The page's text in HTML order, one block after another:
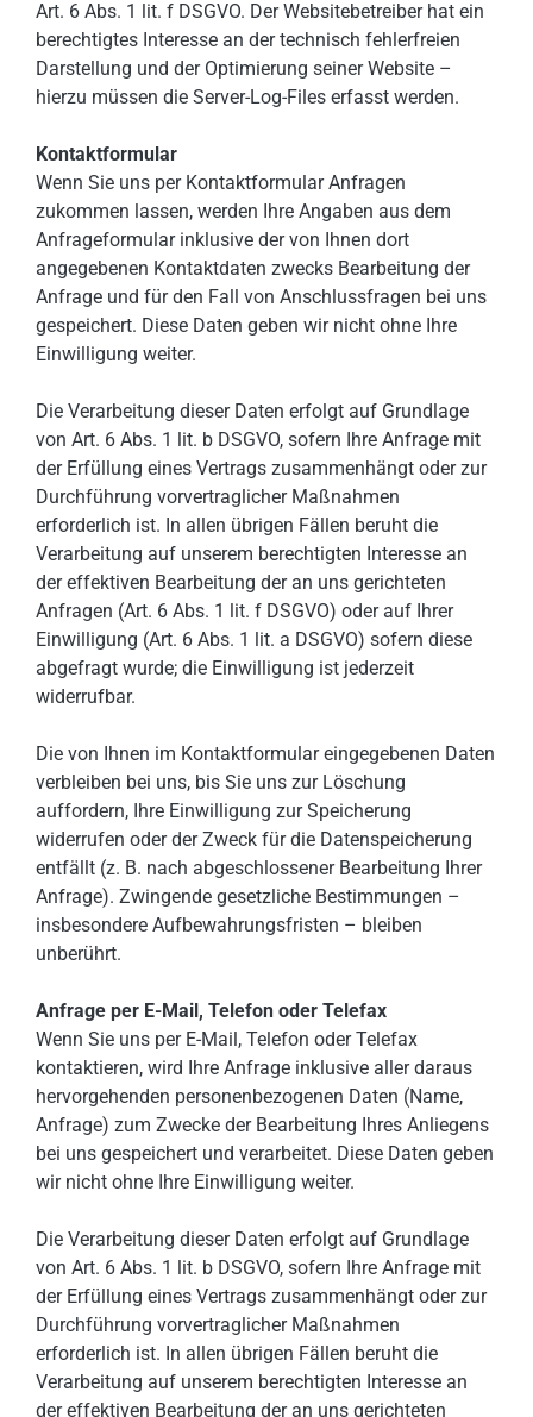
Art. 6 Abs. 1 lit. f DSGVO. Der Websitebetreiber hat ein
berechtigtes Interesse an der technisch fehlerfreien
Darstellung und der Optimierung seiner Website –
hierzu müssen die Server-Log-Files erfasst werden.
Kontaktformular
Wenn Sie uns per Kontaktformular Anfragen
zukommen lassen, werden Ihre Angaben aus dem
Anfrageformular inklusive der von Ihnen dort
angegebenen Kontaktdaten zwecks Bearbeitung der
Anfrage und für den Fall von Anschlussfragen bei uns
gespeichert. Diese Daten geben wir nicht ohne Ihre
Einwilligung weiter.
Die Verarbeitung dieser Daten erfolgt auf Grundlage
von Art. 6 Abs. 1 lit. b DSGVO, sofern Ihre Anfrage mit
der Erfüllung eines Vertrags zusammenhängt oder zur
Durchführung vorvertraglicher Maßnahmen
erforderlich ist. In allen übrigen Fällen beruht die
Verarbeitung auf unserem berechtigten Interesse an
der effektiven Bearbeitung der an uns gerichteten
Anfragen (Art. 6 Abs. 1 lit. f DSGVO) oder auf Ihrer
Einwilligung (Art. 6 Abs. 1 lit. a DSGVO) sofern diese
abgefragt wurde; die Einwilligung ist jederzeit
widerrufbar.
Die von Ihnen im Kontaktformular eingegebenen Daten
verbleiben bei uns, bis Sie uns zur Löschung
auffordern, Ihre Einwilligung zur Speicherung
widerrufen oder der Zweck für die Datenspeicherung
entfällt (z. B. nach abgeschlossener Bearbeitung Ihrer
Anfrage). Zwingende gesetzliche Bestimmungen –
insbesondere Aufbewahrungsfristen – bleiben
unberührt.
Anfrage per E-Mail, Telefon oder Telefax
Wenn Sie uns per E-Mail, Telefon oder Telefax
kontaktieren, wird Ihre Anfrage inklusive aller daraus
hervorgehenden personenbezogenen Daten (Name,
Anfrage) zum Zwecke der Bearbeitung Ihres Anliegens
bei uns gespeichert und verarbeitet. Diese Daten geben
wir nicht ohne Ihre Einwilligung weiter.
Die Verarbeitung dieser Daten erfolgt auf Grundlage
von Art. 6 Abs. 1 lit. b DSGVO, sofern Ihre Anfrage mit
der Erfüllung eines Vertrags zusammenhängt oder zur
Durchführung vorvertraglicher Maßnahmen
erforderlich ist. In allen übrigen Fällen beruht die
Verarbeitung auf unserem berechtigten Interesse an
der effektiven Bearbeitung der an uns gerichteten